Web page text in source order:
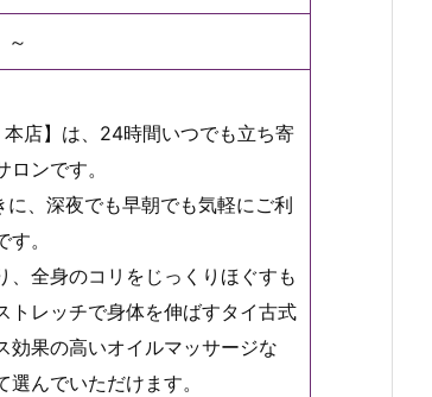
～
店】は、24時間いつでも立ち寄
ンです。
、深夜でも早朝でも気軽にご利
。
全身のコリをじっくりほぐすも
トレッチで身体を伸ばすタイ古式
効果の高いオイルマッサージな
んでいただけます。